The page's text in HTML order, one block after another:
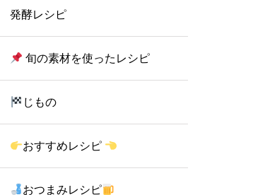
発酵レシピ
旬の素材を使ったレシピ
じもの
おすすめレシピ
おつまみレシピ